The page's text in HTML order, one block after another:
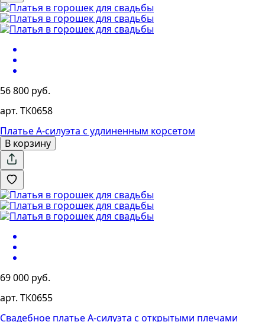
56 800 руб.
арт. ТК0658
Платье А-силуэта с удлиненным корсетом
В корзину
69 000 руб.
арт. ТК0655
Свадебное платье А-силуэта с открытыми плечами